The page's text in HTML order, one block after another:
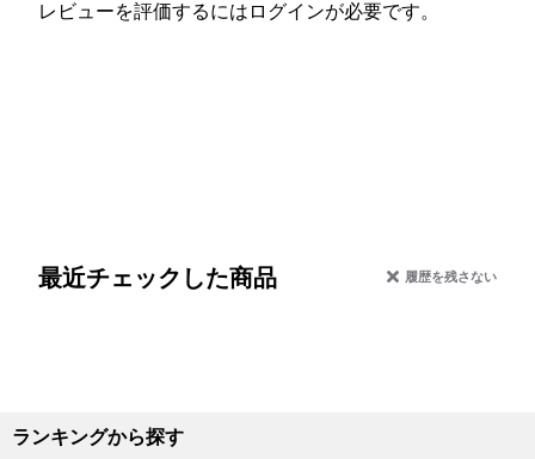
レビューを評価するには ログインが必要です。
最近チェックした商品 履歴を残さない
ランキングから探す